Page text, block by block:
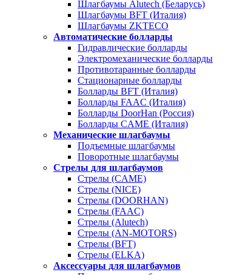
Шлагбаумы Alutech (Беларусь)
Шлагбаумы BFT (Италия)
Шлагбаумы ZKTECO
Автоматические болларды
Гидравлические болларды
Электромеханические болларды
Противотаранные болларды
Стационарные болларды
Болларды BFT (Италия)
Болларды FAAC (Италия)
Болларды DoorHan (Россия)
Болларды CAME (Италия)
Механические шлагбаумы
Подъемные шлагбаумы
Поворотные шлагбаумы
Стрелы для шлагбаумов
Стрелы (CAME)
Стрелы (NICE)
Стрелы (DOORHAN)
Стрелы (FAAC)
Стрелы (Alutech)
Стрелы (AN-MOTORS)
Стрелы (BFT)
Стрелы (ELKA)
Аксессуары для шлагбаумов